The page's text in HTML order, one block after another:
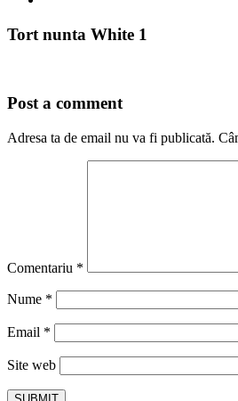
Tort nunta White 1
Post a comment
Adresa ta de email nu va fi publicată.
Comentariu *
Nume *
Email *
Site web